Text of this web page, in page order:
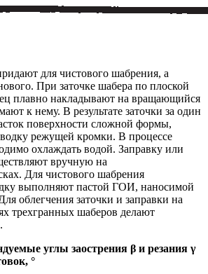
для чистового шабрения, а
При заточке шабера по плоской
плавно накладывают на вращающийся
к нему. В результате заточки за один
поверхности сложной формы,
режущей кромки. В процессе
охлаждать водой. Заправку или
вручную на
Для чистового шабрения
выполняют пастой ГОИ, наносимой
облегчения заточки и заправки на
трехгранных шаберов делают
углы заострения β и резания γ
°